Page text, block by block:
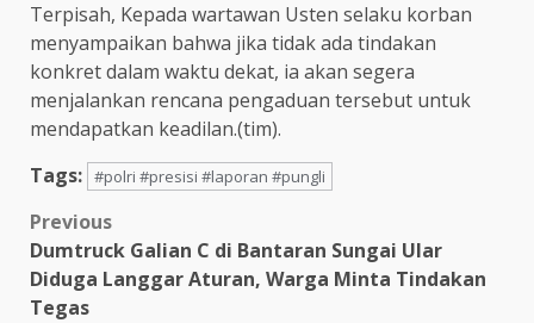
Terpisah, Kepada wartawan Usten selaku korban
menyampaikan bahwa jika tidak ada tindakan
konkret dalam waktu dekat, ia akan segera
menjalankan rencana pengaduan tersebut untuk
mendapatkan keadilan.(tim).
Tags: #polri #presisi #laporan #pungli
Post
navigation
Previous
Dumtruck Galian C di Bantaran Sungai Ular
Diduga Langgar Aturan, Warga Minta Tindakan
Tegas